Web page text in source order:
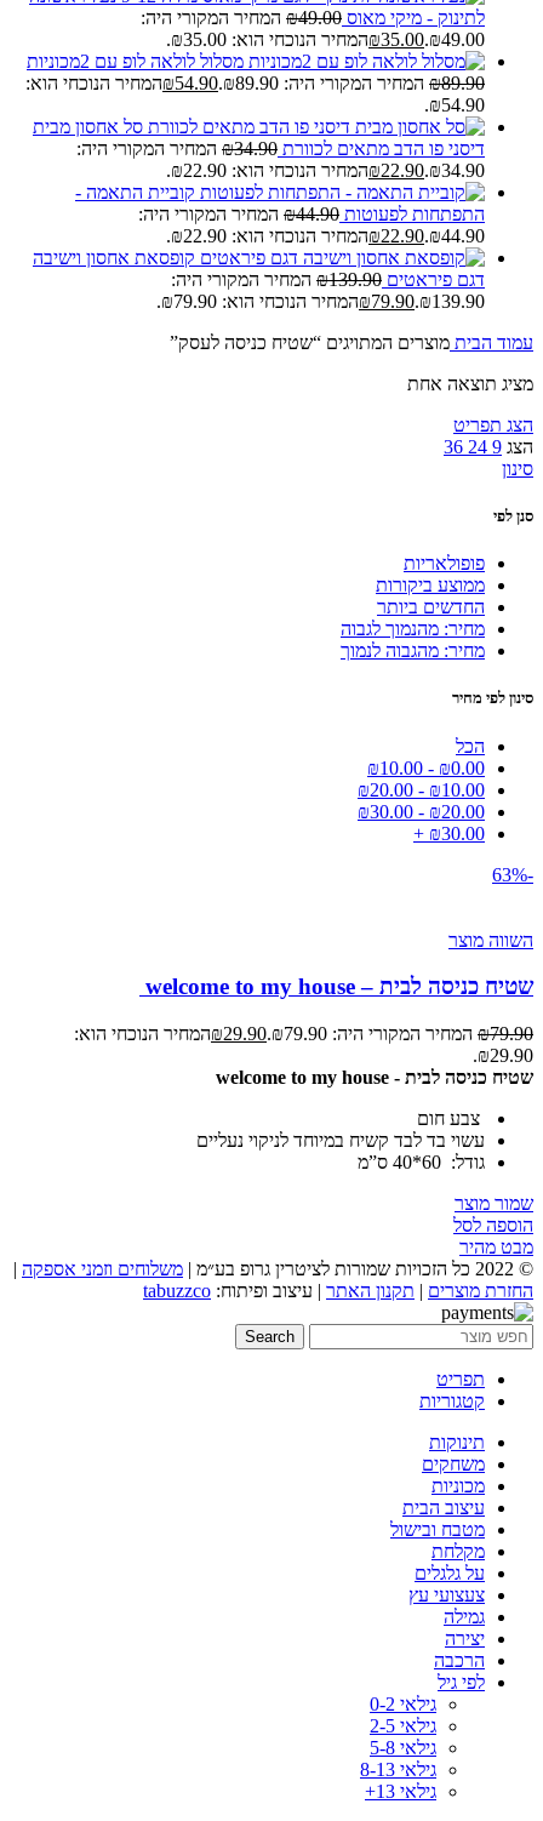
לתינוק - מיקי מאוס
₪49.00
המחיר המקורי היה:
₪49.00.
₪35.00
המחיר הנוכחי הוא: ₪35.00.
מסלול לולאה לופ עם 2מכוניות
₪89.90 המחיר המקורי היה: ₪89.90. ₪54.90
המחיר הנוכחי הוא:
₪54.90.
סל אחסון מבית
דיסני פו הדב מתאים לכוורת
₪34.90
המחיר המקורי היה:
₪34.90.
₪22.90
המחיר הנוכחי הוא: ₪22.90.
קוביית התאמה -
התפתחות לפעוטות
₪44.90
המחיר המקורי היה:
₪44.90.
₪22.90
המחיר הנוכחי הוא: ₪22.90.
קופסאת אחסון וישיבה
דגם פיראטים
₪139.90
המחיר המקורי היה:
₪139.90.
₪79.90
המחיר הנוכחי הוא: ₪79.90.
עמוד הבית מוצרים המתויגים “שטיח כניסה לעסק”
מציג תוצאה אחת
הצג תפריט
הצג 9
24
36
סינון
סנן לפי
פופולאריות
ממוצע ביקורות
החדשים ביותר
מחיר: מהנמוך לגבוה
מחיר: מהגבוה לנמוך
סינון לפי מחיר
הכל
₪0.00
-
₪10.00
₪10.00
-
₪20.00
₪20.00
-
₪30.00
₪30.00
+
-63%
השווה מוצר
שטיח כניסה לבית – welcome to my house
₪79.90 המחיר המקורי היה: ₪79.90. ₪29.90
המחיר הנוכחי הוא:
₪29.90.
שטיח כניסה לבית - welcome to my house
צבע חום
עשוי בד לבד קשיח במיוחד לניקוי נעליים
גודל: 60*40 ס”מ
שמור מוצר
הוספה לסל
מבט מהיר
© 2022 כל הזכויות שמורות לציטרין גרופ בע״מ |
משלוחים וזמני אספקה |
החזרת מוצרים | תקנון האתר | עיצוב ופיתוח: tabuzzco
Search
תפריט
קטגוריות
תינוקות
משחקים
מכוניות
עיצוב הבית
מטבח ובישול
מקלחת
על גלגלים
צעצועי עץ
גמילה
יצירה
הרכבה
לפי גיל
גילאי 0-2
גילאי 2-5
גילאי 5-8
גילאי 8-13
גילאי 13+